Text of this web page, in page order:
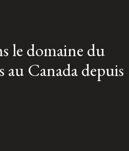
le domaine du
au Canada depuis